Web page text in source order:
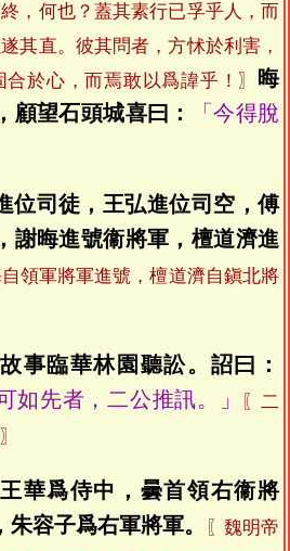
，何也？蓋其素行已孚乎人，而
其直。彼其問者，方怵於利害，
於心，而焉敢以爲諱乎！〗
晦
顧望石頭城喜曰：
「今得脫
位司徒，王弘進位司空，傅
謝晦進號衞將軍，檀道濟進
自領軍將軍進號，檀道濟自鎭北將
事臨華林園聽訟。詔曰：
如先者，二公推訊。」
〖二
華爲侍中，曇首領右衞將
容子爲右軍將軍。
〖魏明帝